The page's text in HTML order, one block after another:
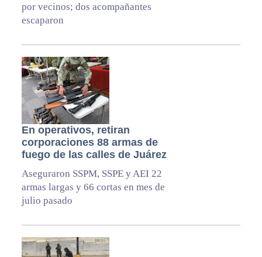
por vecinos; dos acompañantes
escaparon
En operativos, retiran
corporaciones 88 armas de
fuego de las calles de Juárez
Aseguraron SSPM, SSPE y AEI 22
armas largas y 66 cortas en mes de
julio pasado